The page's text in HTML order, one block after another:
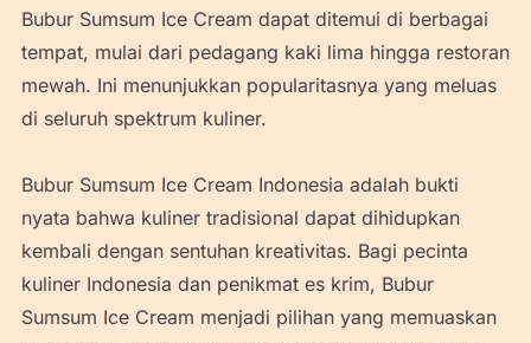
Bubur Sumsum Ice Cream dapat ditemui di berbagai
tempat, mulai dari pedagang kaki lima hingga restoran
mewah. Ini menunjukkan popularitasnya yang meluas
di seluruh spektrum kuliner.
Bubur Sumsum Ice Cream Indonesia adalah bukti
nyata bahwa kuliner tradisional dapat dihidupkan
kembali dengan sentuhan kreativitas. Bagi pecinta
kuliner Indonesia dan penikmat es krim, Bubur
Sumsum Ice Cream menjadi pilihan yang memuaskan